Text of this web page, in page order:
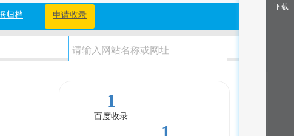
归档 申请收录
1
百度收录
下载